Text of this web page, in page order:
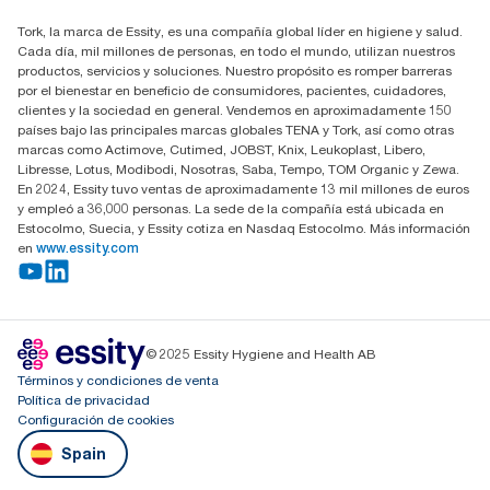
Tork, la marca de Essity, es una compañía global líder en higiene y salud.
Cada día, mil millones de personas, en todo el mundo, utilizan nuestros
productos, servicios y soluciones. Nuestro propósito es romper barreras
por el bienestar en beneficio de consumidores, pacientes, cuidadores,
clientes y la sociedad en general. Vendemos en aproximadamente 150
países bajo las principales marcas globales TENA y Tork, así como otras
marcas como Actimove, Cutimed, JOBST, Knix, Leukoplast, Libero,
Libresse, Lotus, Modibodi, Nosotras, Saba, Tempo, TOM Organic y Zewa.
En 2024, Essity tuvo ventas de aproximadamente 13 mil millones de euros
y empleó a 36,000 personas. La sede de la compañía está ubicada en
Estocolmo, Suecia, y Essity cotiza en Nasdaq Estocolmo. Más información
en www.essity.com
© 2025 Essity Hygiene and Health AB
Términos y condiciones de venta
Política de privacidad
Configuración de cookies
Spain